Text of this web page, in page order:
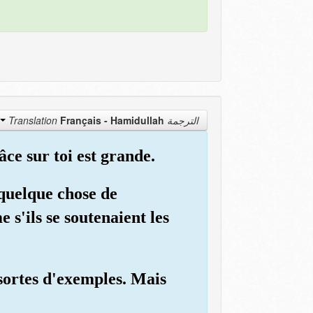
الترجمة Translation Français - Hamidullah
sur toi est grande.
chose de
s'ils se soutenaient les
d'exemples. Mais